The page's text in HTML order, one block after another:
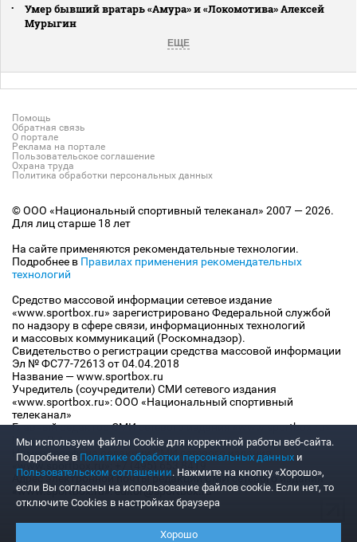
Умер бывший вратарь «Амура» и «Локомотива» Алексей
Мурыгин
ЕЩЕ
Помощь
Обратная связь
О портале
Реклама на портале
Пользовательское соглашение
Охрана труда
Политика обработки персональных данных
© ООО «Национальный спортивный телеканал» 2007 — 2026.
Для лиц старше 18 лет
На сайте применяются рекомендательные технологии.
Подробнее в Правилах применения рекомендательных
технологий
Средство массовой информации сетевое издание
«www.sportbox.ru» зарегистрировано Федеральной службой
по надзору в сфере связи, информационных технологий
и массовых коммуникаций (Роскомнадзор).
Свидетельство о регистрации средства массовой информации
Эл № ФС77-72613 от 04.04.2018
Название — www.sportbox.ru
Учредитель (соучредители) СМИ сетевого издания
«www.sportbox.ru»: ООО «Национальный спортивный
телеканал»
Главный редактор СМИ сетевого издания «www.sportbox.ru»:
Конов В.А.
Номер телефона редакции СМИ сетевого издания
«www.sportbox.ru»: +7 (495) 653 8419
Адрес электронной почты редакции СМИ сетевого издания
«www.sportbox.ru»: editor@sportbox.ru
Мы используем файлы Сookie для корректной работы веб-сайта.
Подробнее в Политике обработки персональных данных и
Пользовательском соглашении. Нажмите на кнопку «Хорошо»,
если Вы согласны на использование файлов cookie. Если нет, то
отключите Cookies в настройках браузера
Хорошо